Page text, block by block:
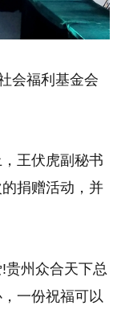
会福利基金会
王伏虎副秘书
捐赠活动，并
贵州众合天下总
一份祝福可以